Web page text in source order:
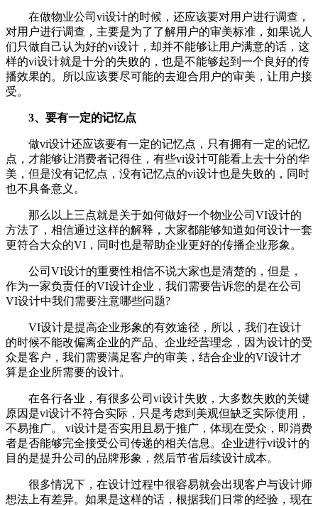
在做物业公司vi设计的时候，还应该要对用户进行调查，
对用户进行调查，主要是为了了解用户的审美标准，如果说人
们只做自己认为好的vi设计，却并不能够让用户满意的话，这
样的vi设计就是十分的失败的，也是不能够起到一个良好的传
播效果的。所以应该要尽可能的去迎合用户的审美，让用户接
受。
3、要有一定的记忆点
做vi设计还应该要有一定的记忆点，只有拥有一定的记忆
点，才能够让消费者记得住，有些vi设计可能看上去十分的华
美，但是没有记忆点，没有记忆点的vi设计也是失败的，同时
也不具备意义。
那么以上三点就是关于如何做好一个物业公司VI设计的
方法了，相信通过这样的解释，大家都能够知道如何设计一套
更符合大众的VI，同时也是帮助企业更好的传播企业形象。
公司VI设计的重要性相信不说大家也是清楚的，但是，
作为一家负责任的VI设计企业，我们需要告诉您的是在公司
VI设计中我们需要注意哪些问题?
VI设计是提高企业形象的有效途径，所以，我们在设计
的时候不能改偏离企业的产品、企业经营理念，因为设计的受
众是客户，我们需要满足客户的审美，结合企业的VI设计才
算是企业所需要的设计。
在各行各业，有很多公司vi设计失败，大多数失败的关键
原因是vi设计不符合实际，只是考虑到美观但缺乏实际使用，
不易推广。 vi设计是否实用且易于推广，体现在受众，即消费
者是否能够完全接受公司传递的相关信息。企业进行vi设计的
目的是提升公司的品牌形象，然后节省后续设计成本。
很多情况下，在设计过程中很容易就会出现客户与设计师
想法上有差异。如果是这样的话，根据我们日常的经验，现在